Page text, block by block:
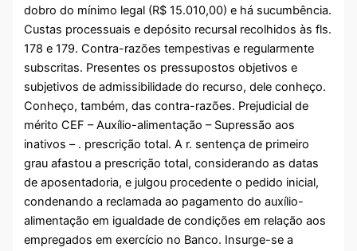
dobro do mínimo legal (R$ 15.010,00) e há sucumbência.
Custas processuais e depósito recursal recolhidos às fls.
178 e 179. Contra-razões tempestivas e regularmente
subscritas. Presentes os pressupostos objetivos e
subjetivos de admissibilidade do recurso, dele conheço.
Conheço, também, das contra-razões. Prejudicial de
mérito CEF – Auxílio-alimentação – Supressão aos
inativos – . prescrição total. A r. sentença de primeiro
grau afastou a prescrição total, considerando as datas
de aposentadoria, e julgou procedente o pedido inicial,
condenando a reclamada ao pagamento do auxílio-
alimentação em igualdade de condições em relação aos
empregados em exercício no Banco. Insurge-se a